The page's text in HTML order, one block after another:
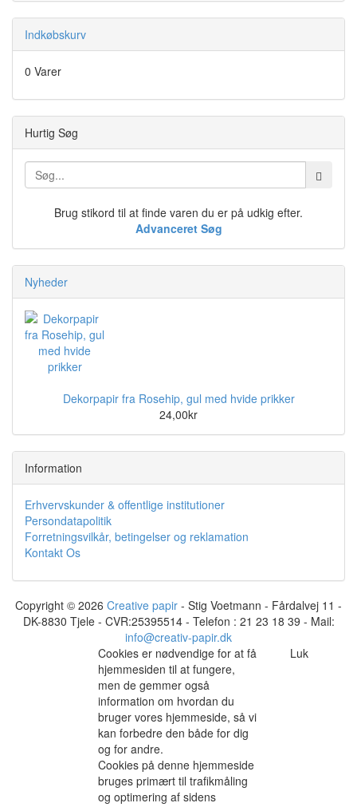
Indkøbskurv
0 Varer
Hurtig Søg
Brug stikord til at finde varen du er på udkig efter.
Advanceret Søg
Nyheder
Dekorpapir fra Rosehip, gul med hvide prikker
24,00kr
Information
Erhvervskunder & offentlige institutioner
Persondatapolitik
Forretningsvilkår, betingelser og reklamation
Kontakt Os
Copyright © 2026 Creative papir - Stig Voetmann - Fårdalvej 11 -
DK-8830 Tjele - CVR:25395514 - Telefon : 21 23 18 39 - Mail:
info@creativ-papir.dk
Cookies er nødvendige for at få
hjemmesiden til at fungere,
men de gemmer også
information om hvordan du
bruger vores hjemmeside, så vi
kan forbedre den både for dig
og for andre.
Cookies på denne hjemmeside
bruges primært til trafikmåling
og optimering af sidens
Luk